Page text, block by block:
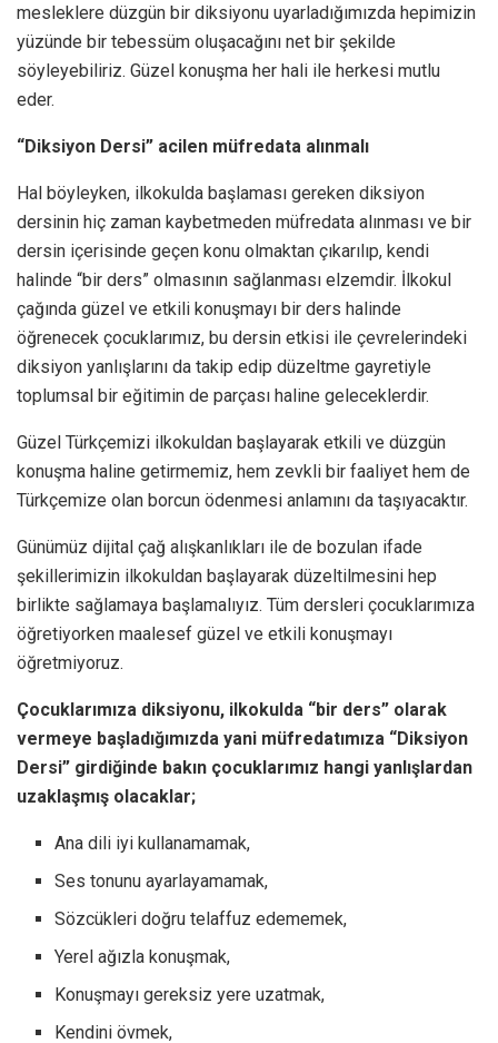
mesleklere düzgün bir diksiyonu uyarladığımızda hepimizin
yüzünde bir tebessüm oluşacağını net bir şekilde
söyleyebiliriz. Güzel konuşma her hali ile herkesi mutlu
eder.
“Diksiyon Dersi” acilen müfredata alınmalı
Hal böyleyken, ilkokulda başlaması gereken diksiyon
dersinin hiç zaman kaybetmeden müfredata alınması ve bir
dersin içerisinde geçen konu olmaktan çıkarılıp, kendi
halinde “bir ders” olmasının sağlanması elzemdir. İlkokul
çağında güzel ve etkili konuşmayı bir ders halinde
öğrenecek çocuklarımız, bu dersin etkisi ile çevrelerindeki
diksiyon yanlışlarını da takip edip düzeltme gayretiyle
toplumsal bir eğitimin de parçası haline geleceklerdir.
Güzel Türkçemizi ilkokuldan başlayarak etkili ve düzgün
konuşma haline getirmemiz, hem zevkli bir faaliyet hem de
Türkçemize olan borcun ödenmesi anlamını da taşıyacaktır.
Günümüz dijital çağ alışkanlıkları ile de bozulan ifade
şekillerimizin ilkokuldan başlayarak düzeltilmesini hep
birlikte sağlamaya başlamalıyız. Tüm dersleri çocuklarımıza
öğretiyorken maalesef güzel ve etkili konuşmayı
öğretmiyoruz.
Çocuklarımıza diksiyonu, ilkokulda “bir ders” olarak
vermeye başladığımızda yani müfredatımıza “Diksiyon
Dersi” girdiğinde bakın çocuklarımız hangi yanlışlardan
uzaklaşmış olacaklar;
Ana dili iyi kullanamamak,
Ses tonunu ayarlayamamak,
Sözcükleri doğru telaffuz edememek,
Yerel ağızla konuşmak,
Konuşmayı gereksiz yere uzatmak,
Kendini övmek,